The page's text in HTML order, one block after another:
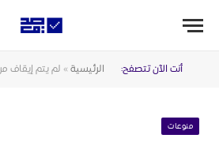
أنت الآن تتصفح: الرئيسية » لم يتم إيقاف
منوعات